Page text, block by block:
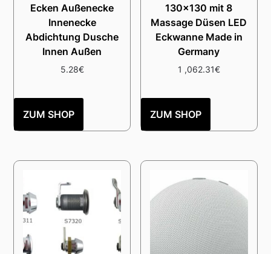
Ecken Außenecke
Innenecke
Abdichtung Dusche
Innen Außen
5.28€
ZUM SHOP
130×130 mit 8
Massage Düsen LED
Eckwanne Made in
Germany
1 ,062.31€
ZUM SHOP